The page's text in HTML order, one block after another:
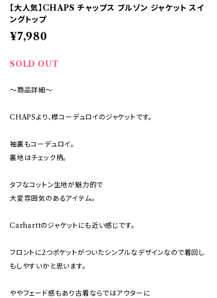
【大人気】CHAPS チャップス ブルゾン ジャケット スイ
ングトップ
¥7,980
SOLD OUT
～商品詳細～
CHAPSより、襟コーデュロイのジャケットです。
袖裏もコーデュロイ。
裏地はチェック柄。
タフなコットン生地が魅力的で
大変雰囲気のあるアイテム。
Carharttのジャケットにも近い感じです。
フロントに2つポケットがついたシンプルなデザインなので着回し
もしやすいかと思います。
ややフェード感もあり古着ならではアウターに